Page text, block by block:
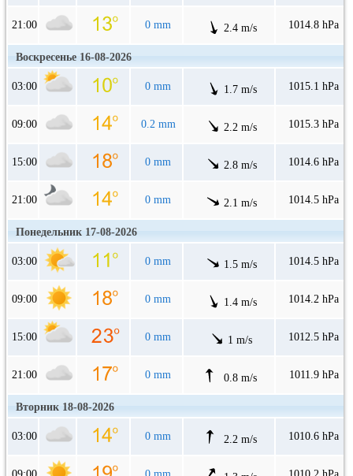
21:00 0 mm 2.4 m/s 1014.8 hPa
Воскресенье 16-08-2026
03:00 0 mm 1.7 m/s 1015.1 hPa
09:00 0.2 mm 2.2 m/s 1015.3 hPa
15:00 0 mm 2.8 m/s 1014.6 hPa
21:00 0 mm 2.1 m/s 1014.5 hPa
Понедельник 17-08-2026
03:00 0 mm 1.5 m/s 1014.5 hPa
09:00 0 mm 1.4 m/s 1014.2 hPa
15:00 0 mm 1 m/s 1012.5 hPa
21:00 0 mm 0.8 m/s 1011.9 hPa
Вторник 18-08-2026
03:00 0 mm 2.2 m/s 1010.6 hPa